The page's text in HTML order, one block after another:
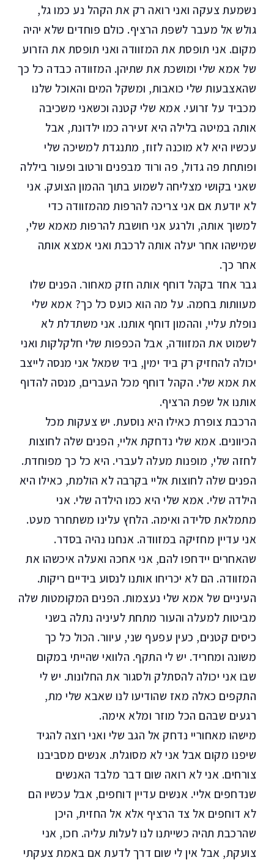
נשמעת צעקה ואני רואה רק את הקהל נע כמו גל,
גולש אל מעבר לשפת הרציף. כולם פוחדים שלא יהיה
מקום. אני תופסת את המזוודה ואני תופסת את הזרוע
של אמא שלי ומושכת את שתיהן. המזוודה כבדה כל כך
שהאצבעות שלי כואבות, ומשקל המים והאוכל שלנו
מכביד על זרועי. אמא שלי קטנה וכשאני משכיבה
אותה במיטה בלילה היא זעירה כמו ילדונת, אבל
עכשיו היא לא מוכנה לזוז, מתנגדת למשיכה שלי
ופותחת פה גדול, פה ורוד מבפנים ורטוב ופעור ביללה
שאני בקושי מצליחה לשמוע בתוך ההמון הצועק. אני
לא יודעת אם אני צריכה להרפות מהמזוודה כדי
למשוך אותה, ולרגע אני חושבת להרפות מאמא שלי,
שמישהו אחר יעלה אותה לרכבת ואני אמצא אותה
אחר כך.
גבר אחד בקהל דוחף אותה חזק מאחור. הפנים שלו
מעוותות בחמה. על מה הוא כועס כל כך? אמא שלי
נופלת עליי, וההמון דוחף אותנו. אני משתדלת לא
לשמוט את המזוודה, אבל הכפפות שלי חלקלקות ואני
יכולה להחזיק רק ביד ימין, ביד שמאל אני מנסה לייצב
את אמא שלי. הקהל דוחף מכל העברים, מנסה להדוף
אותנו אל שפת הרציף.
הרכבת צופרת כאילו היא נוסעת. יש צעקות מכל
הכיוונים. אמא שלי נדחקת אליי, הפנים שלה לחוצות
לחזה שלי, מופנות מעלה לעברי. היא כל כך מפוחדת.
הפנים שלה לחוצות אליי בקִרבה לא הולמת, כאילו היא
הילדה שלי. אמא שלי היא כמו הילדה שלי. אני
מתמלאת סלידה ואימה. הלחץ עלינו משתחרר מעט.
אני עדיין מחזיקה במזוודה. אנחנו נהיה בסדר.
שהאחרים יידחפו להם, אני אחכה ואעלה איכשהו את
המזוודה. הם לא יכריחו אותנו לנסוע בידיים ריקות.
העיניים של אמא שלי נעצמות. הפנים המקומטות שלה
מביטות למעלה והעור מתחת לעיניה נתלה בשני
כיסים קטנים, כעין עפעף שני, עיוור. הכול כל כך
משונה ומחריד. יש לי התקף. הלוואי שהייתי במקום
שבו אני יכולה להסתלק ולסגור את החלונות. יש לי
התקפים כאלה מאז שהודיעו לנו שאבא שלי מת,
רגעים שבהם הכל מוזר ומלא אימה.
מישהו מאחוריי נדחק אל הגב שלי ואני רוצה להגיד
שיפנו מקום אבל אני לא מסוגלת. אנשים מסביבנו
צורחים. אני לא רואה שום דבר מלבד האנשים
שנדחפים אליי. אנשים עדיין דוחפים, אבל עכשיו הם
לא דוחפים אל צד הרציף אלא אל החזית, היכן
שהרכבת תהיה כשייתנו לנו לעלות עליה. חכו, אני
צועקת, אבל אין לי שום דרך לדעת אם באמת צעקתי